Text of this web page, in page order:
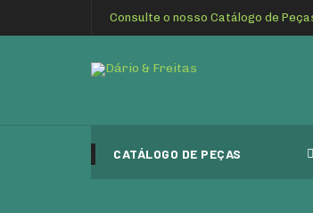
Consulte o nosso Catálogo de
CATÁLOGO DE PEÇAS